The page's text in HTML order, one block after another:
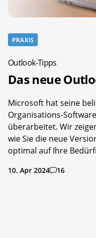
PRAXIS
Outlook-Tipps
Das neue
Microsoft hat seine
Organisations-
überarbeitet. Wir
wie Sie die neue
optimal auf Ihre
10. Apr 2024 16